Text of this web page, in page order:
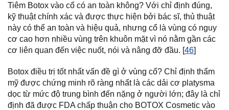
Tiêm Botox vào cổ có an toàn không? Với chỉ định đúng,
kỹ thuật chính xác và được thực hiện bởi bác sĩ, thủ thuật
này có thể an toàn và hiệu quả, nhưng cổ là vùng có nguy
cơ cao hơn nhiều vùng trên khuôn mặt vì nó nằm gần các
cơ liên quan đến việc nuốt, nói và nâng đỡ đầu. [46]
Botox điều trị tốt nhất vấn đề gì ở vùng cổ? Chỉ định thẩm
mỹ được chứng minh rõ ràng nhất là các dải cơ platysma
dọc từ mức độ trung bình đến nặng ở người lớn; đây là chỉ
định đã được FDA chấp thuận cho BOTOX Cosmetic vào